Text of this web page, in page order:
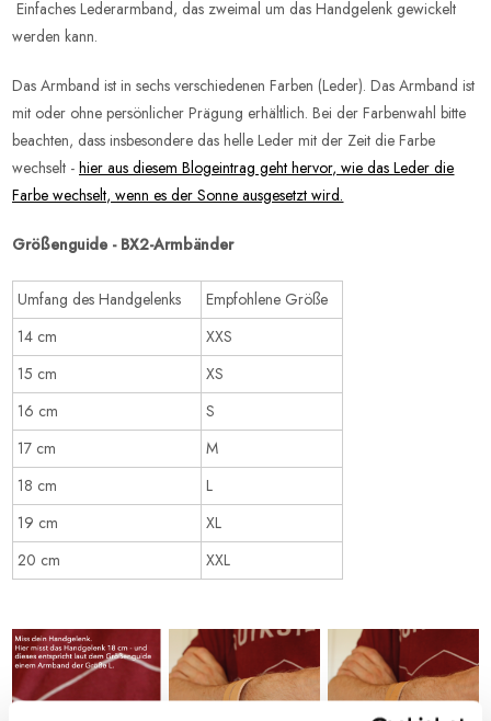
Einfaches Lederarmband, das zweimal um das Handgelenk gewickelt
werden kann.
Das Armband ist in sechs verschiedenen Farben (Leder). Das Armband ist
mit oder ohne persönlicher Prägung erhältlich. Bei der Farbenwahl bitte
beachten, dass insbesondere das helle Leder mit der Zeit die Farbe
wechselt - hier aus diesem Blogeintrag geht hervor, wie das Leder die
Farbe wechselt, wenn es der Sonne ausgesetzt wird.
Größenguide - BX2-Armbänder
Umfang des Handgelenks
Empfohlene Größe
14 cm
XXS
15 cm
XS
16 cm
S
17 cm
M
18 cm
L
19 cm
XL
20 cm
XXL